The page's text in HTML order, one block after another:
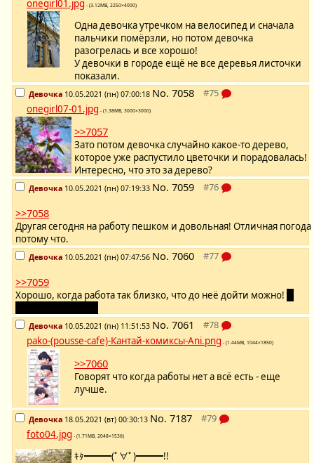
onegirl01.jpg - (3.12MB, 2250×4000)
Одна девочка утречком на велосипед и сначала
пальчики помёрзли, но потом девочка
разогрелась и все хорошо!
У девочки в городе ещё не все деревья листочки
показали.
Девочка 10.05.2021 (пн) 07:00:18 No. 7058
onegirl07-01.jpg - (1.38MB, 3000×3000)
>>7057
Зато потом девочка случайно какое-то дерево,
которое уже распустило цветочки и порадовалась!
Интересно, что это за дерево?
Девочка 10.05.2021 (пн) 07:19:33 No. 7059
>>7058
Другая сегодня на работу пешком и довольная! Отличная погода
потому что.
Девочка 10.05.2021 (пн) 07:47:56 No. 7060
>>7059
Хорошо, когда работа так близко, что до неё дойти можно!
Девочка 10.05.2021 (пн) 11:51:53 No. 7061
pako-(pousse-cafe)-Кантай-комиксы-Ani.png - (1.44MB, 1044×1850)
>>7060
Говорят что когда работы нет а всё есть - еще
лучше.
Девочка 18.05.2021 (вт) 00:30:13 No. 7187
foto04.jpg - (1.71MB, 2048×1536)
ｷﾀ━━━(ﾟ∀ﾟ)━━━!!